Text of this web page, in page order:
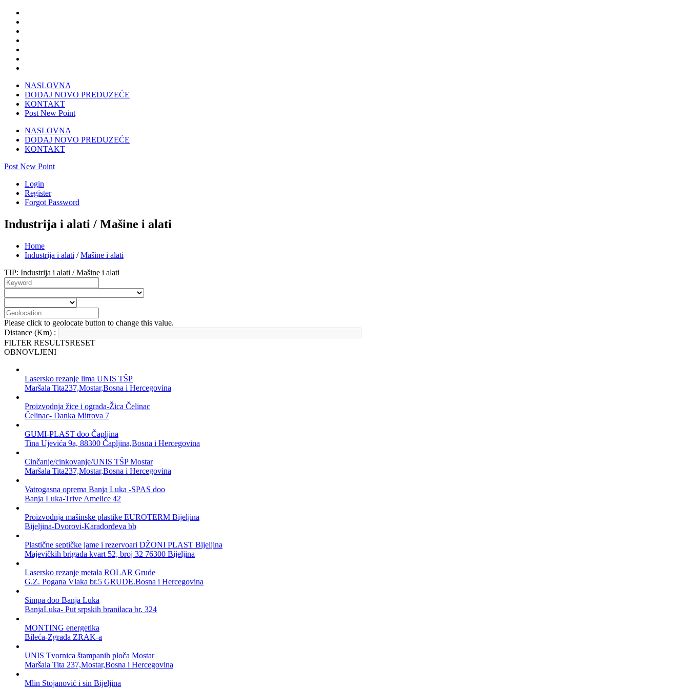
NASLOVNA
DODAJ NOVO PREDUZEĆE
KONTAKT
Post New Point
NASLOVNA
DODAJ NOVO PREDUZEĆE
KONTAKT
Post New Point
Login
Register
Forgot Password
Industrija i alati / Mašine i alati
Home
Industrija i alati /Mašine i alati
TIP: Industrija i alati / Mašine i alati
Please click to geolocate button to change this value.
Distance (Km) :
FILTER RESULTSRESET
OBNOVLJENI
Lasersko rezanje lima UNIS TŠP
Maršala Tita237,Mostar,Bosna i Hercegovina
Proizvodnja žice i ograda-Žica Čelinac
Čelinac- Danka Mitrova 7
GUMI-PLAST doo Čapljina
Tina Ujevića 9a, 88300 Čapljina,Bosna i Hercegovina
Cinčanje/cinkovanje/UNIS TŠP Mostar
Maršala Tita237,Mostar,Bosna i Hercegovina
Vatrogasna oprema Banja Luka -SPAS doo
Banja Luka-Trive Amelice 42
Proizvodnja mašinske plastike EUROTERM Bijeljina
Bijeljina-Dvorovi-Karađorđeva bb
Plastične septičke jame i rezervoari DŽONI PLAST Bijeljina
Majevičkih brigada kvart 52, broj 32 76300 Bijeljina
Lasersko rezanje metala ROLAR Grude
G.Z. Pogana Vlaka br.5 GRUDE.Bosna i Hercegovina
Simpa doo Banja Luka
BanjaLuka- Put srpskih branilaca br. 324
MONTING energetika
Bileća-Zgrada ZRAK-a
UNIS Tvornica štampanih ploča Mostar
Maršala Tita 237,Mostar,Bosna i Hercegovina
Mlin Stojanović i sin Bijeljina